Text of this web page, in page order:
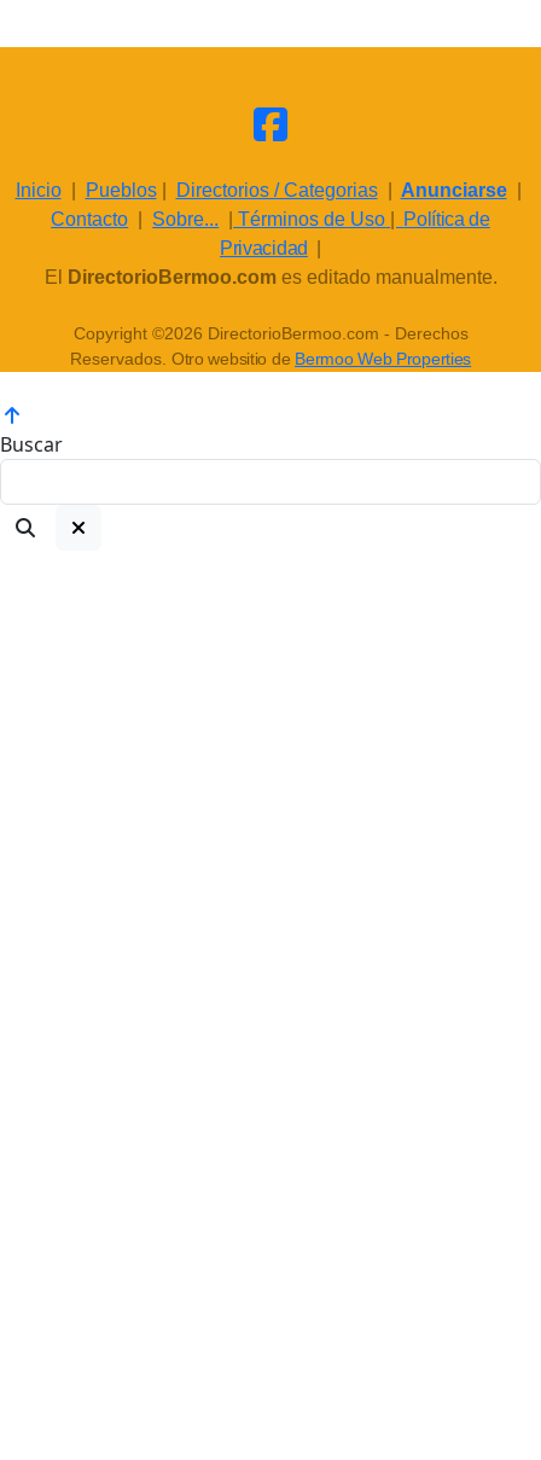
Inicio| Pueblos| Directorios / Categorias| Anunciarse|
Contacto
Sobre... Términos de Uso
Política de
Privacidad
El
DirectorioBermoo.comes editado manualmente.
Copyright ©2026 DirectorioBermoo.com - Derechos
Reservados. Otro websitio de Bermoo Web Properties
Buscar